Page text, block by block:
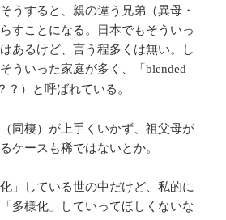
うすると、親の違う兄弟（異母・
すことになる。日本でもそういっ
あるけど、言う程多くは無い。し
ういった家庭が多く、「blended
？）と呼ばれている。
同棲）が上手くいかず、祖父母が
ケースも稀ではないとか。
」している世の中だけど、私的に
多様化」していってほしくないな